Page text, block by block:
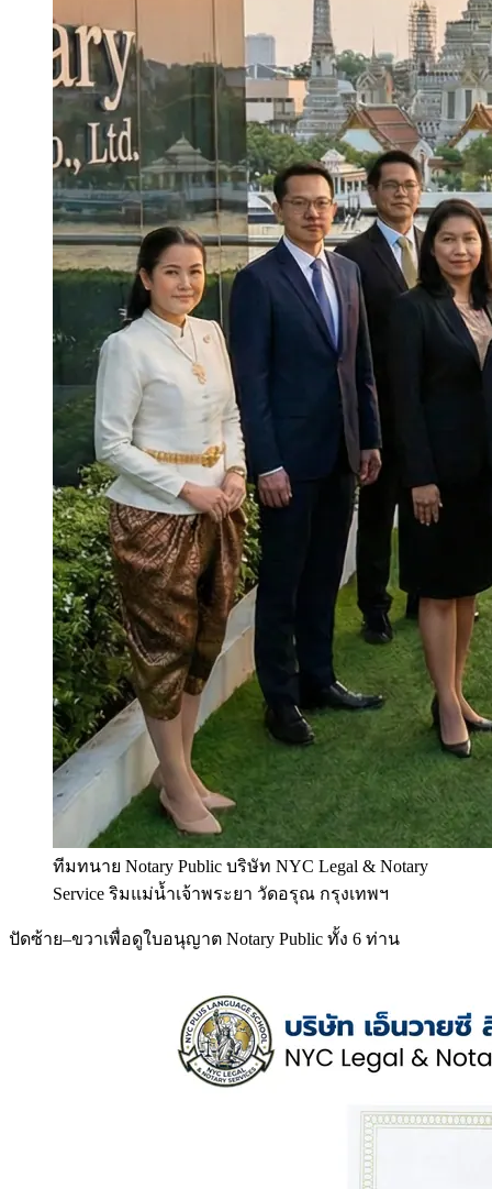
ทีมทนาย Notary Public บริษัท NYC Legal & Notary
Service ริมแม่น้ำเจ้าพระยา วัดอรุณ กรุงเทพฯ
ปัดซ้าย–ขวาเพื่อดูใบอนุญาต Notary Public ทั้ง 6 ท่าน